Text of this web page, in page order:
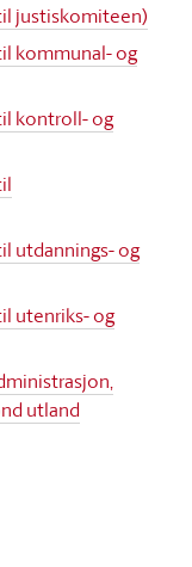
justiskomiteen)
kommunal- og
kontroll- og
utdannings- og
utenriks- og
utland